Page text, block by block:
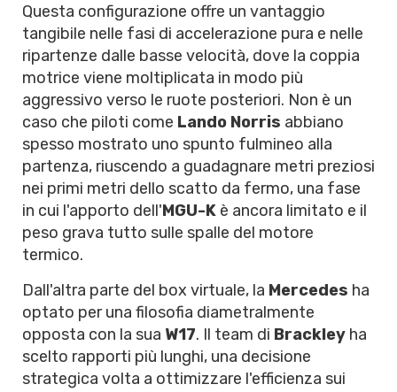
Questa configurazione offre un vantaggio
tangibile nelle fasi di accelerazione pura e nelle
ripartenze dalle basse velocità, dove la coppia
motrice viene moltiplicata in modo più
aggressivo verso le ruote posteriori. Non è un
caso che piloti come Lando Norris abbiano
spesso mostrato uno spunto fulmineo alla
partenza, riuscendo a guadagnare metri preziosi
nei primi metri dello scatto da fermo, una fase
in cui l'apporto dell'MGU-K è ancora limitato e il
peso grava tutto sulle spalle del motore
termico.
Dall'altra parte del box virtuale, la Mercedes ha
optato per una filosofia diametralmente
opposta con la sua W17. Il team di Brackley ha
scelto rapporti più lunghi, una decisione
strategica volta a ottimizzare l'efficienza sui